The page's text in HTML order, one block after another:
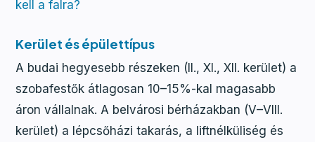
kell a falra?
Kerület és épülettípus
A budai hegyesebb részeken (II., XI., XII. kerület) a
szobafestők átlagosan 10–15%-kal magasabb
áron vállalnak. A belvárosi bérházakban (V–VIII.
kerület) a lépcsőházi takarás, a liftnélküliség és